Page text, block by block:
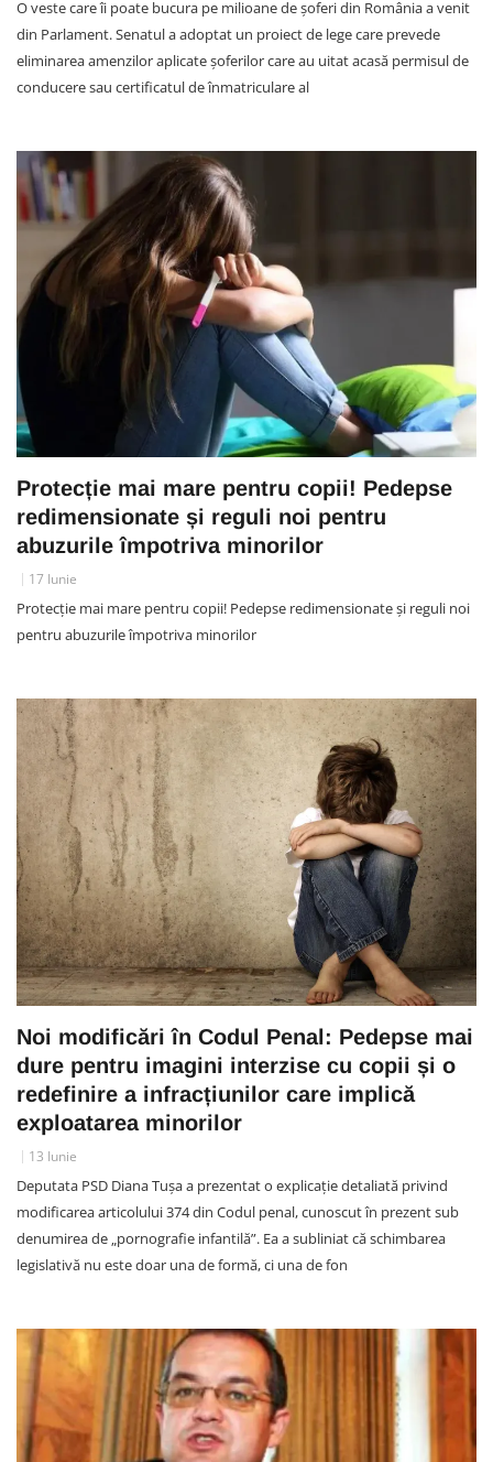
O veste care îi poate bucura pe milioane de șoferi din România a venit
din Parlament. Senatul a adoptat un proiect de lege care prevede
eliminarea amenzilor aplicate șoferilor care au uitat acasă permisul de
conducere sau certificatul de înmatriculare al
Protecție mai mare pentru copii! Pedepse
redimensionate și reguli noi pentru
abuzurile împotriva minorilor
17 Iunie
Protecție mai mare pentru copii! Pedepse redimensionate și reguli noi
pentru abuzurile împotriva minorilor
Noi modificări în Codul Penal: Pedepse mai
dure pentru imagini interzise cu copii și o
redefinire a infracțiunilor care implică
exploatarea minorilor
13 Iunie
Deputata PSD Diana Tușa a prezentat o explicație detaliată privind
modificarea articolului 374 din Codul penal, cunoscut în prezent sub
denumirea de „pornografie infantilă”. Ea a subliniat că schimbarea
legislativă nu este doar una de formă, ci una de fon